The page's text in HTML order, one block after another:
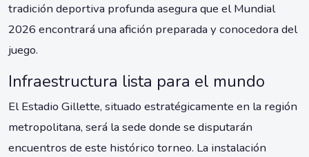
tradición deportiva profunda asegura que el Mundial
2026 encontrará una afición preparada y conocedora del
juego.
Infraestructura lista para el mundo
El Estadio Gillette, situado estratégicamente en la región
metropolitana, será la sede donde se disputarán
encuentros de este histórico torneo. La instalación